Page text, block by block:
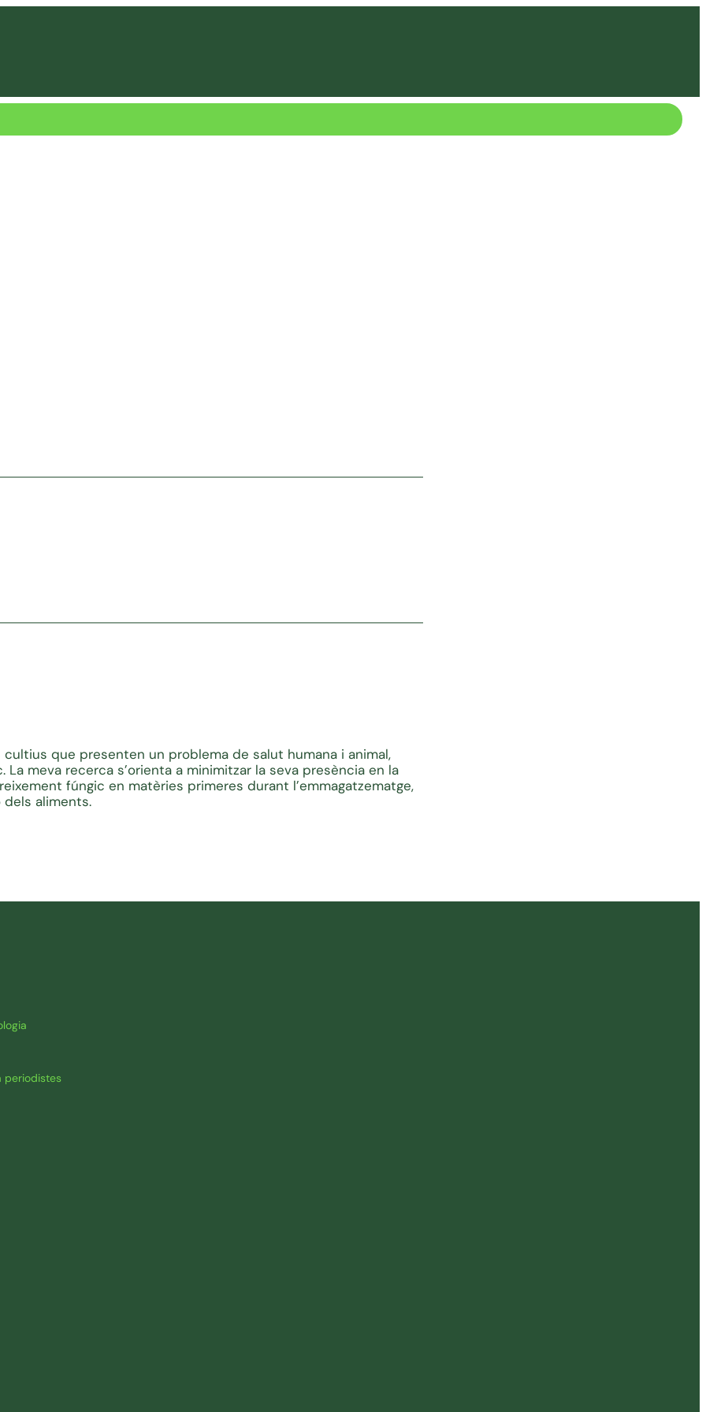
que presenten un problema de salut humana i animal,
meva recerca s’orienta a minimitzar la seva presència en la
fúngic en matèries primeres durant l’emmagatzematge,
aliments.
periodistes